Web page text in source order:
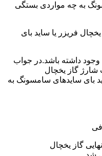
به چه مواردی بستگی
فریزر یا ساید بای
داشته باشد.در جواب
گاز یخچال
بای سایدهای سامسونگ به
گاز یخچال